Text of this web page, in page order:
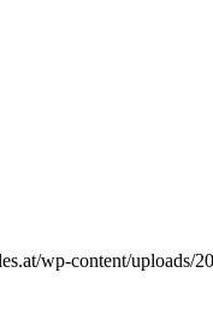
wp-content/uploads/